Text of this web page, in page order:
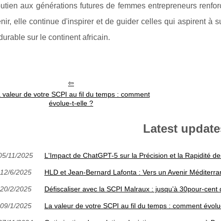
aux générations futures de femmes entrepreneurs
elle continue d'inspirer et de guider celles qui aspirent à
sur le continent africain.
valeur de votre SCPI au fil du temps : comment
évolue-t-elle ?
Latest
11/2025 L'Impact de ChatGPT-5 sur la Précision et la Rapidité
12/6/2025 HLD et Jean-Bernard Lafonta : Vers un Avenir
20/2/2025 Défiscaliser avec la SCPI Malraux : jusqu’à 30pour-cent
09/1/2025 La valeur de votre SCPI au fil du temps : comment